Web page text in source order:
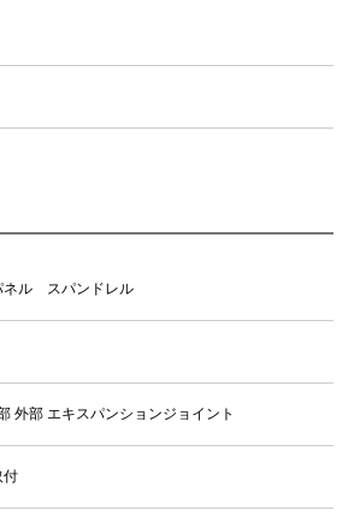
ル スパンドレル
外部 エキスパンションジョイント